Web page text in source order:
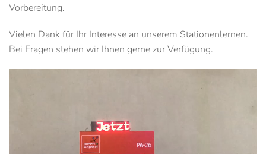
Vorbereitung.
Vielen Dank für Ihr Interesse an unserem Stationenlernen.
Bei Fragen stehen wir Ihnen gerne zur Verfügung.